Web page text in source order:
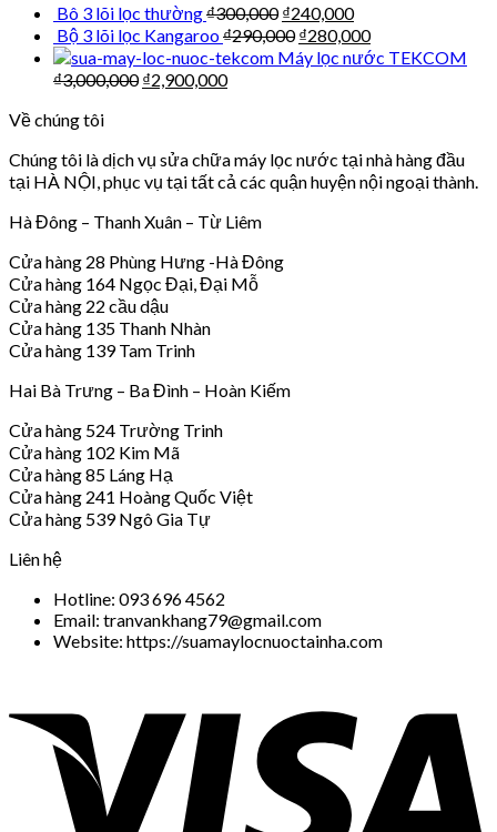
Bô 3 lõi lọc thường₫300,000 ₫240,000
Bộ 3 lõi lọc Kangaroo₫290,000 ₫280,000
Máy lọc nước TEKCOM
₫3,000,000 ₫2,900,000
Về chúng tôi
Chúng tôi là dịch vụ sửa chữa máy lọc nước tại nhà hàng đầu
tại HÀ NỘI, phục vụ tại tất cả các quận huyện nội ngoại thành.
Hà Đông – Thanh Xuân – Từ Liêm
Cửa hàng 28 Phùng Hưng -Hà Đông
Cửa hàng 164 Ngọc Đại, Đại Mỗ
Cửa hàng 22 cầu dậu
Cửa hàng 135 Thanh Nhàn
Cửa hàng 139 Tam Trinh
Hai Bà Trưng – Ba Đình – Hoàn Kiếm
Cửa hàng 524 Trường Trinh
Cửa hàng 102 Kim Mã
Cửa hàng 85 Láng Hạ
Cửa hàng 241 Hoàng Quốc Việt
Cửa hàng 539 Ngô Gia Tự
Liên hệ
Hotline: 093 696 4562
Email: tranvankhang79@gmail.com
Website: https://suamaylocnuoctainha.com